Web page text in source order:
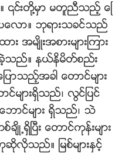
၎တို႔မွာ မတူညီသည့္ ေျ
ေလာ။ ဘုရားသခင္သည္
အမ်ိဳးအစားမ်ားၾကား
ခဲ့သည္။ နယ္နိမိတ္စည္း
ပာသည့္အခါ ေတာင္မ်ား
ားရွိသည္၊ လြင္ျပင္
ဘာင္မ်ား ရွိသည္၊ သဲ
႕ရွိၿပီး ေတာင္ကုန္းမ်ား
လိုသည္။ ျမစ္မ်ားႏွင့္